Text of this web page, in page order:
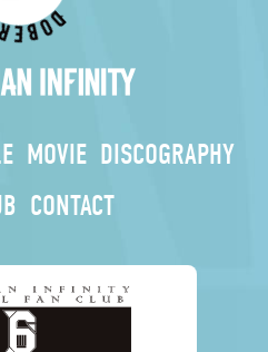
MOVIE DISCOGRAPHY
CONTACT